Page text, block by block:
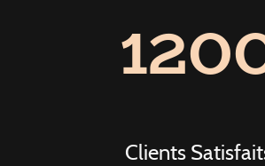
Clients